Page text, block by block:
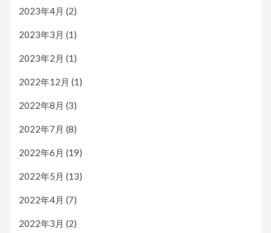
2023年4月 (2)
2023年3月 (1)
2023年2月 (1)
2022年12月 (1)
2022年8月 (3)
2022年7月 (8)
2022年6月 (19)
2022年5月 (13)
2022年4月 (7)
2022年3月 (2)